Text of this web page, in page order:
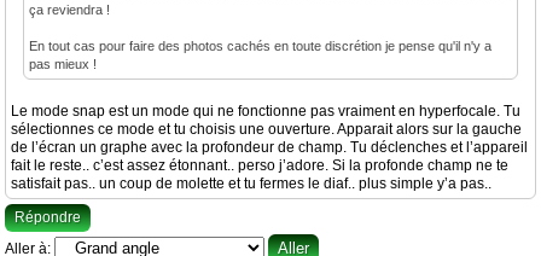
ça reviendra !
En tout cas pour faire des photos cachés en toute discrétion je pense qu'il n'y a
pas mieux !
Le mode snap est un mode qui ne fonctionne pas vraiment en hyperfocale. Tu
sélectionnes ce mode et tu choisis une ouverture. Apparait alors sur la gauche
de l’écran un graphe avec la profondeur de champ. Tu déclenches et l’appareil
fait le reste.. c’est assez étonnant.. perso j’adore. Si la profonde champ ne te
satisfait pas.. un coup de molette et tu fermes le diaf.. plus simple y’a pas..
Répondre
Aller à: